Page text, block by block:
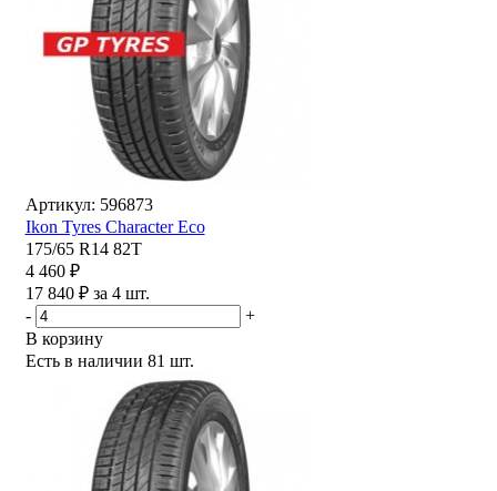
Артикул: 596873
Ikon Tyres Character Eco
175/65 R14 82T
4 460 ₽
17 840 ₽ за 4 шт.
-
+
В корзину
Есть в наличии 81 шт.